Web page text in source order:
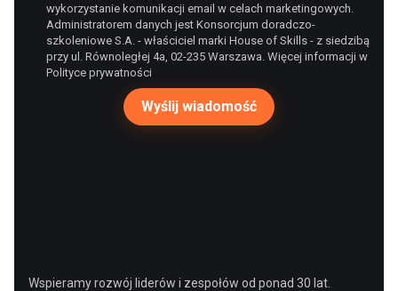
wykorzystanie komunikacji email w celach marketingowych.
Administratorem danych jest Konsorcjum doradczo-
szkoleniowe S.A. - właściciel marki House of Skills - z siedzibą
przy ul. Równoległej 4a, 02-235 Warszawa. Więcej informacji w
Polityce prywatności
Wspieramy rozwój liderów i zespołów od ponad 30 lat.